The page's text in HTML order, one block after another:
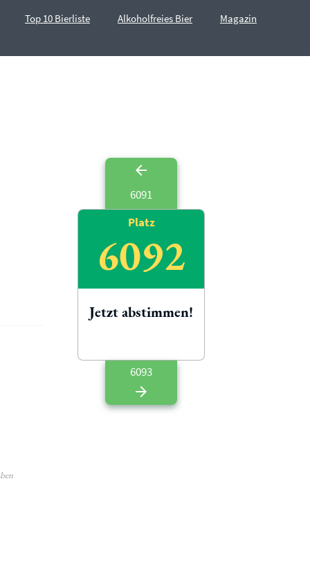
Top 10 Bierliste Alkoholfreies Bier Magazin
6091
Platz
6092
Jetzt abstimmen!
6093